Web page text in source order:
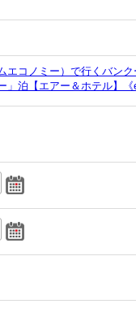
エコノミー）で行くバン
」泊【エアー＆ホテル】